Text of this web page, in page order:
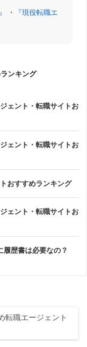
・
『現役転職エ
ンキング
ェント・転職サイトお
ェント・転職サイトお
おすすめランキング
ェント・転職サイトお
履歴書は必要なの？
転職エージェント